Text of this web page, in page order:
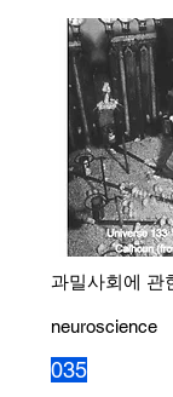
과밀사회에 관
neuroscience
035